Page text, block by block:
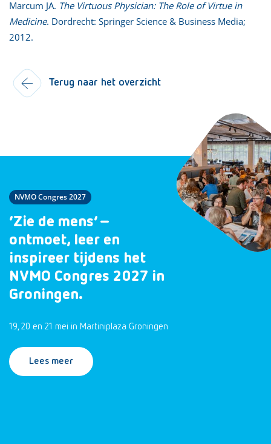
Marcum JA. The Virtuous Physician: The Role of Virtue in
Medicine. Dordrecht: Springer Science & Business Media;
2012.
Terug naar het overzicht
NVMO Congres 2027
‘Zie de mens’ –
ontmoet, leer en
inspireer tijdens het
NVMO Congres 2027 in
Groningen.
19, 20 en 21 mei in Martiniplaza Groningen
Lees meer